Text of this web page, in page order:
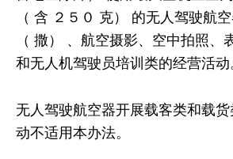
（ 含 ２５０ 克） 的无人驾驶航
（ 撒） 、航空摄影、空中拍照、
和无人机驾驶员培训类的经营活动
无人驾驶航空器开展载客类和载
动不适用本办法。